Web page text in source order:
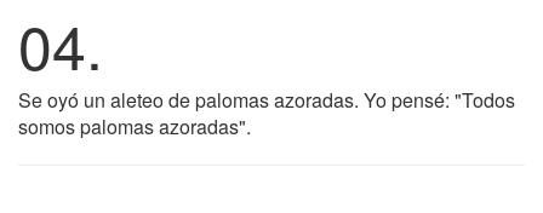
04.
Se oyó un aleteo de palomas azoradas. Yo pensé: "Todos
somos palomas azoradas".